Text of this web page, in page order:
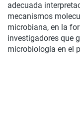
adecuada
mecanismos
microbiana, en la
investigadores que
microbiología en el